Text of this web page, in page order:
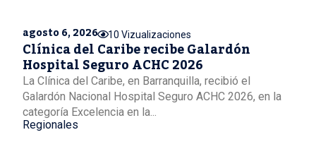
agosto 6, 2026 10 Vizualizaciones
Clínica del Caribe recibe Galardón
Hospital Seguro ACHC 2026
La Clínica del Caribe, en Barranquilla, recibió el
Galardón Nacional Hospital Seguro ACHC 2026, en la
categoría Excelencia en la...
Regionales